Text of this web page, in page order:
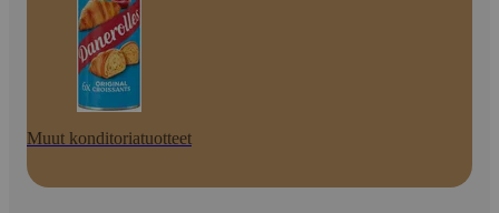
Muut konditoriatuotteet